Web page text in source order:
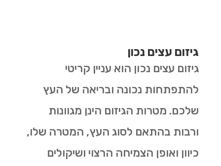
גיזום עצים נכון
גיזום עצים נכון הוא עניין קריטי
להתפתחות נכונה ובריאה של העץ
שלכם. מטרות הגיזום הינן מגוונות
ורבות בהתאם לסוג העץ, המטרה שלו,
כיוון ואופן הצמיחה הרצוי ושיקולים